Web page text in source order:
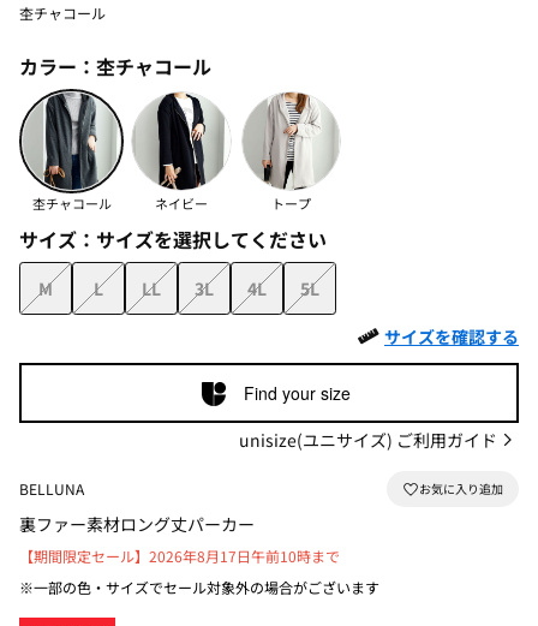
杢チャコール
カラー： 杢チャコール
杢チャコール ネイビー トープ
サイズ： サイズを選択してください
M L LL 3L 4L
5L
サイズを確認する
Find your size
unisize(ユニサイズ) ご利用ガイド
BELLUNA
裏ファー素材ロング丈パーカー
【期間限定セール】2026年8月17日午前10時まで
※一部の色・サイズでセール対象外の場合がございます